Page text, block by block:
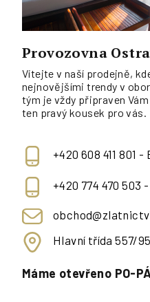
Provozovna
Vítejte v naší prodejně,
nejnovějšími trendy v
tým je vždy připraven
ten pravý kousek pro vás.
+420 608 411 801 -
+420 774 470 503
Hlavní třída 557/
Máme otevřeno PO-